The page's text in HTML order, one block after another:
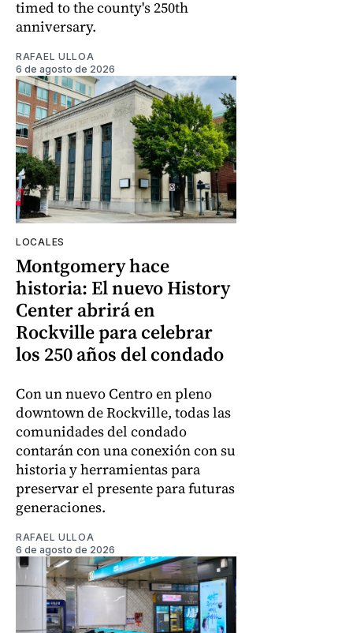
timed to the county's 250th
anniversary.
RAFAEL ULLOA
6 de agosto de 2026
LOCALES
Montgomery hace
historia: El nuevo History
Center abrirá en
Rockville para celebrar
los 250 años del condado
Con un nuevo Centro en pleno
downtown de Rockville, todas las
comunidades del condado
contarán con una conexión con su
historia y herramientas para
preservar el presente para futuras
generaciones.
RAFAEL ULLOA
6 de agosto de 2026